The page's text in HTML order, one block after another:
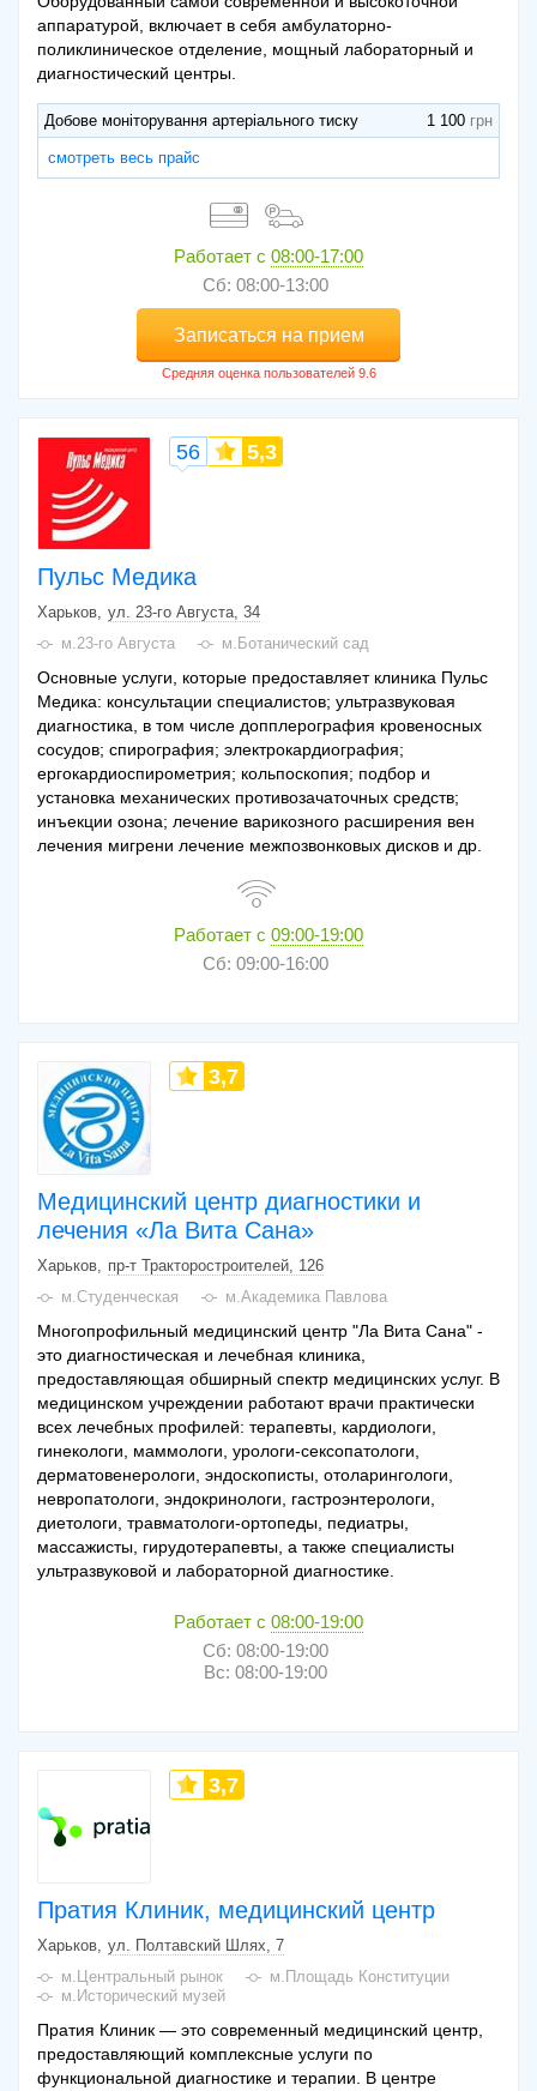
аппаратурой, включает в себя амбулаторно-
поликлиническое отделение, мощный лабораторный и
диагностический центры.
Добове моніторування артеріального тиску 1 100
смотреть весь прайс
Работает с 08:00-17:00
Сб: 08:00-13:00
Записаться на прием
Пульс Медика
56 5,3
Харьков ул. 23-го Августа, 34
м.23-го Августа
м.Ботанический сад
Основные услуги, которые предоставляет клиника Пульс
Медика: консультации специалистов; ультразвуковая
диагностика, в том числе допплерография кровеносных
сосудов; спирография; электрокардиография;
ергокардиоспирометрия; кольпоскопия; подбор и
установка механических противозачаточных средств;
инъекции озона; лечение варикозного расширения вен
лечения мигрени лечение межпозвонковых дисков и др.
Работает с 09:00-19:00
Сб: 09:00-16:00
Медицинский центр диагностики и
лечения «Ла Вита Сана»
3,7
Харьков
пр-т Тракторостроителей, 126
м.Студенческая
м.Академика Павлова
Многопрофильный медицинский центр "Ла Вита Сана" -
это диагностическая и лечебная клиника,
предоставляющая обширный спектр медицинских услуг. В
медицинском учреждении работают врачи практически
всех лечебных профилей: терапевты, кардиологи,
гинекологи, маммологи, урологи-сексопатологи,
дерматовенерологи, эндоскописты, отоларингологи,
невропатологи, эндокринологи, гастроэнтерологи,
диетологи, травматологи-ортопеды, педиатры,
массажисты, гирудотерапевты, а также специалисты
ультразвуковой и лабораторной диагностике.
Работает с 08:00-19:00
Сб: 08:00-19:00
Вс: 08:00-19:00
Пратия Клиник, медицинский центр
3,7
Харьков ул. Полтавский Шлях, 7
м.Центральный рынок
м.Площадь Конституции
м.Исторический музей
Пратия Клиник — это современный медицинский центр,
предоставляющий комплексные услуги по
функциональной диагностике и терапии. В центре